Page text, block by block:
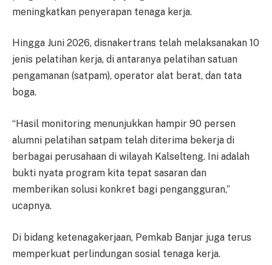
meningkatkan penyerapan tenaga kerja.
Hingga Juni 2026, disnakertrans telah melaksanakan 10
jenis pelatihan kerja, di antaranya pelatihan satuan
pengamanan (satpam), operator alat berat, dan tata
boga.
“Hasil monitoring menunjukkan hampir 90 persen
alumni pelatihan satpam telah diterima bekerja di
berbagai perusahaan di wilayah Kalselteng. Ini adalah
bukti nyata program kita tepat sasaran dan
memberikan solusi konkret bagi pengangguran,”
ucapnya.
Di bidang ketenagakerjaan, Pemkab Banjar juga terus
memperkuat perlindungan sosial tenaga kerja.